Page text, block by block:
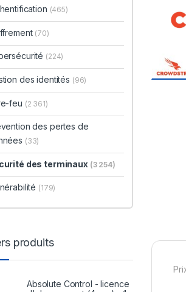
(465)
(70)
(224)
des identités (96)
feu (2 361)
des pertes de
(33)
des terminaux (3 254)
(179)
produits
Absolute Control - licence